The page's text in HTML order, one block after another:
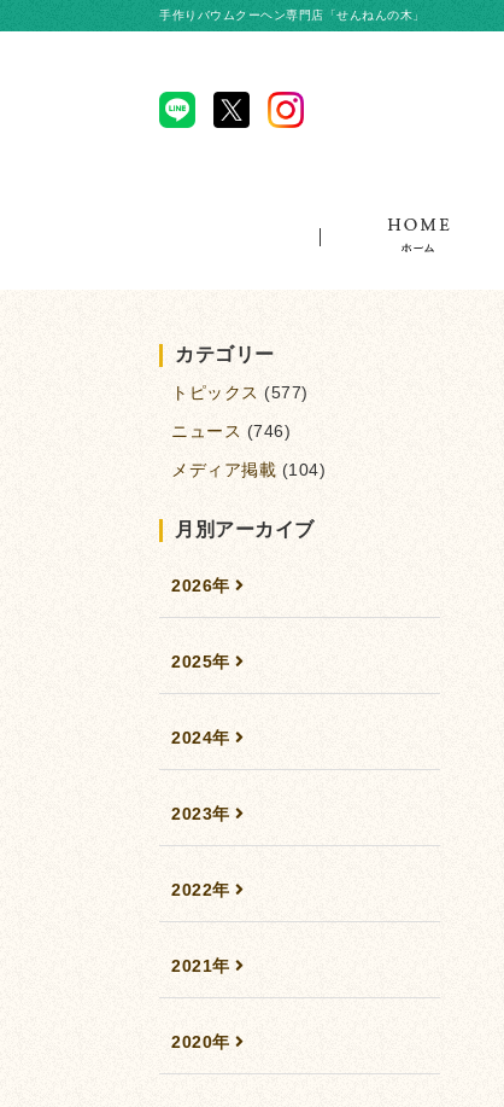
手作りバウムクーヘン専門店「せんねんの木」
カテゴリー
トピックス (577)
ニュース (746)
メディア掲載 (104)
月別アーカイブ
2026年
2025年
2024年
2023年
2022年
2021年
2020年